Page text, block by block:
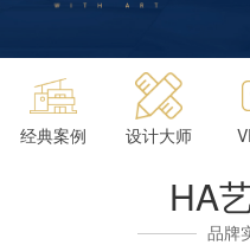
经典案例 设计大师
HA
品牌